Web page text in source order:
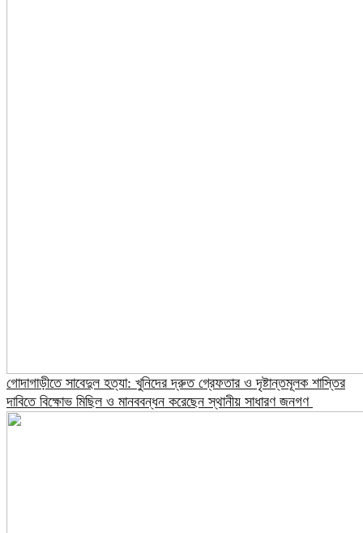
গোদাগাড়ীতে সাবেদুল হত্যা: খুনিদের দ্রুত গ্রেফতার ও দৃষ্টান্তমূলক শাস্তির
দাবিতে বিক্ষোভ মিছিল ও মানববন্ধন করেছেন স্থানীয় সাধারণ জনগণ